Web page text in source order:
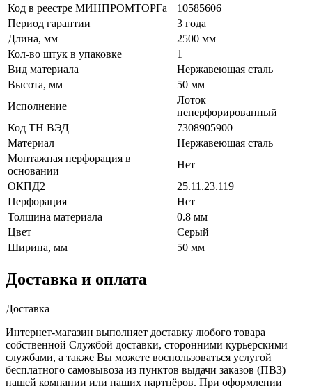
Код в реестре МИНПРОМТОРГа
10585606
Период гарантии
3 года
Длина, мм
2500 мм
Кол-во штук в упаковке
1
Вид материала
Нержавеющая сталь
Высота, мм
50 мм
Исполнение
Лоток
неперфорированный
Код ТН ВЭД
7308905900
Материал
Нержавеющая сталь
Монтажная перфорация в
основании
Нет
ОКПД2
25.11.23.119
Перфорация
Нет
Толщина материала
0.8 мм
Цвет
Серый
Ширина, мм
50 мм
Доставка и оплата
Доставка
Интернет-магазин выполняет доставку любого товара
собственной Службой доставки, сторонними курьерскими
службами, а также Вы можете воспользоваться услугой
бесплатного самовывоза из пунктов выдачи заказов (ПВЗ)
нашей компании или наших партнёров. При оформлении